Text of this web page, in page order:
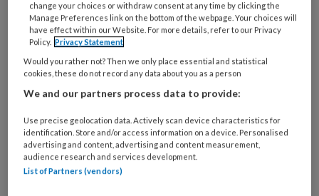
Wat
is
je
e-
mailadres?
* *
Kies
wachtwoord* *
Kies
je
functie *
Bij
change your choices or withdraw consent at any time by clicking the
Manage Preferences link on the bottom of the webpage. Your choices will
have effect within our Website. For more details, refer to our Privacy
Policy. Privacy Statement
Would you rather not? Then we only place essential and statistical
cookies, these do not record any data about you as a person
We and our partners process data to provide:
Use precise geolocation data. Actively scan device characteristics for
identification. Store and/or access information on a device. Personalised
advertising and content, advertising and content measurement,
audience research and services development.
List of Partners (vendors)